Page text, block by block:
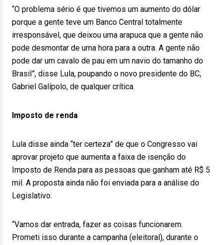
“O problema sério é que tivemos um aumento do dólar
porque a gente teve um Banco Central totalmente
irresponsável, que deixou uma arapuca que a gente não
pode desmontar de uma hora para a outra. A gente não
pode dar um cavalo de pau em um navio do tamanho do
Brasil”, disse Lula, poupando o novo presidente do BC,
Gabriel Galípolo, de qualquer crítica.
Imposto de renda
Lula disse ainda “ter certeza” de que o Congresso vai
aprovar projeto que aumenta a faixa de isenção do
Imposto de Renda para as pessoas que ganham até R$ 5
mil. A proposta ainda não foi enviada para a análise do
Legislativo.
“Vamos dar entrada, fazer as coisas funcionarem.
Prometi isso durante a campanha (eleitoral), durante o